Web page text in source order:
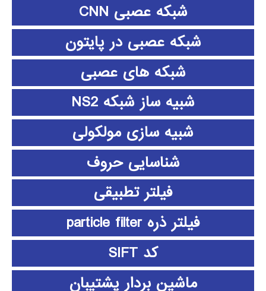
شبکه عصبی CNN
شبکه عصبی در پایتون
شبکه های عصبی
شبیه ساز شبکه NS2
شبیه سازی مولکولی
شناسایی حروف
فیلتر تطبیقی
فیلتر ذره particle filter
کد SIFT
ماشین بردار پشتیبان